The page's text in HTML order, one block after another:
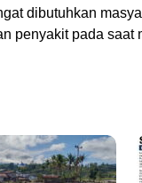
dibutuhkan
penyakit pada saat